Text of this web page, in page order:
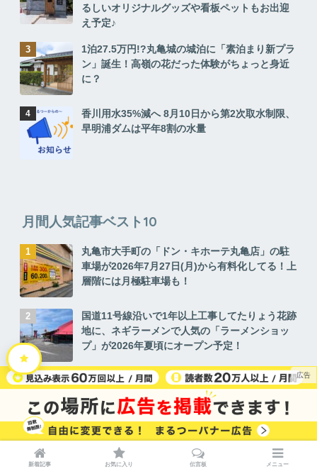
るしいオリジナルグッズや看板ペットもお出迎
え予定♪
1泊27.5万円!?丸亀城の城泊に「素泊まり新プラ
ン」誕生！高嶺の花だった体験がちょっと身近
に？
香川用水35%減へ 8月10日から第2次取水制限、
早明浦ダムは平年8割の水量
月間人気記事ベスト10
丸亀市大手町の「ドン・キホーテ丸亀店」の駐
車場が2026年7月27日(月)から有料化してる！上
層階には月極駐車場も！
国道11号線沿いで1年以上工事してたりょう花跡
地に、ネギラーメンで人気の「ラーメンショッ
プ」が2026年夏頃にオープン予定！
丸亀市新浜町の「マルナカパワーシティ丸亀
店」が2026年7月21日(火)から一時休業中。8月
上旬にリフレッシュオープン予定みたい！
丸亀市土器町にあるあの空き地がついに動い
た！さぬき浜街道の安達川橋すぐ近くに新しく
新着記事 お気に入り 伝言板 メニュー